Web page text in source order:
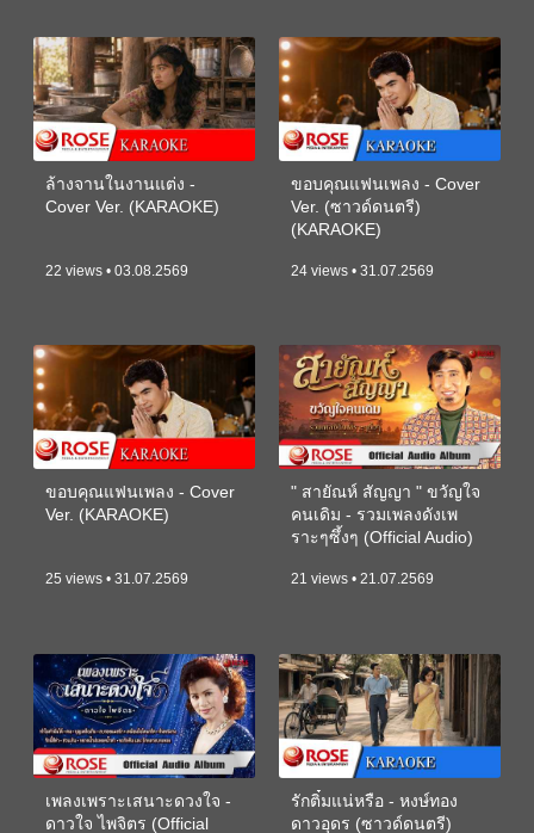
ล้างจานในงานแต่ง -
Cover Ver. (KARAOKE)
22 views • 03.08.2569
ขอบคุณแฟนเพลง - Cover
Ver. (ซาวด์ดนตรี)
(KARAOKE)
24 views • 31.07.2569
ขอบคุณแฟนเพลง - Cover
Ver. (KARAOKE)
25 views • 31.07.2569
" สายัณห์ สัญญา " ขวัญใจ
คนเดิม - รวมเพลงดังเพ
ราะๆซึ้งๆ (Official Audio)
21 views • 21.07.2569
เพลงเพราะเสนาะดวงใจ -
ดาวใจ ไพจิตร (Official
รักติ๋มแน่หรือ - หงษ์ทอง
ดาวอุดร (ซาวด์ดนตรี)